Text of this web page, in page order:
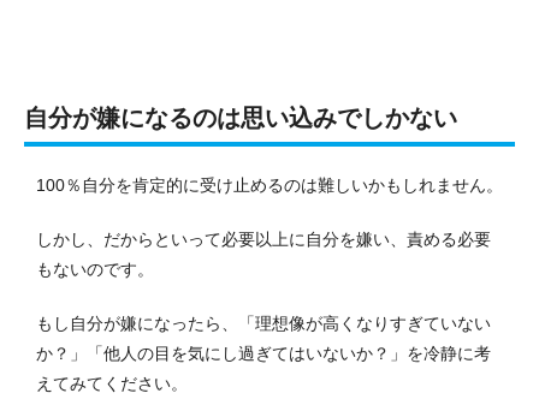
自分が嫌になるのは思い込みでしかない
100％自分を肯定的に受け止めるのは難しいかもしれません。
しかし、だからといって必要以上に自分を嫌い、責める必要
もないのです。
もし自分が嫌になったら、「理想像が高くなりすぎていない
か？」「他人の目を気にし過ぎてはいないか？」を冷静に考
えてみてください。